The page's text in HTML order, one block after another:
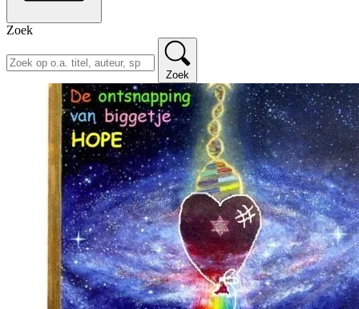
Zoek
Zoek